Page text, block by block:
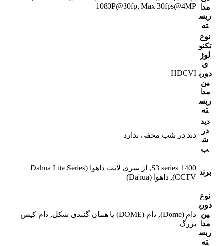
مدا
ربس
ته
1080P@30fp, Max 30fps@4MP
نوع
تکنو
لوژ
ی
دورب
ین
مدا
ربس
ته
HDCVI
دید
در
ش
ب
دید در شب مخفی ندارد
برند
1400-S3 series, از سری لایت داهوا (Dahua Lite Series
CCTV), داهوا (Dahua)
نوع
دورب
ین
مدا
ربس
ته
دام (Dome), دام (DOME) یا همان گنبدی شکل, دام کیس
بزرگ